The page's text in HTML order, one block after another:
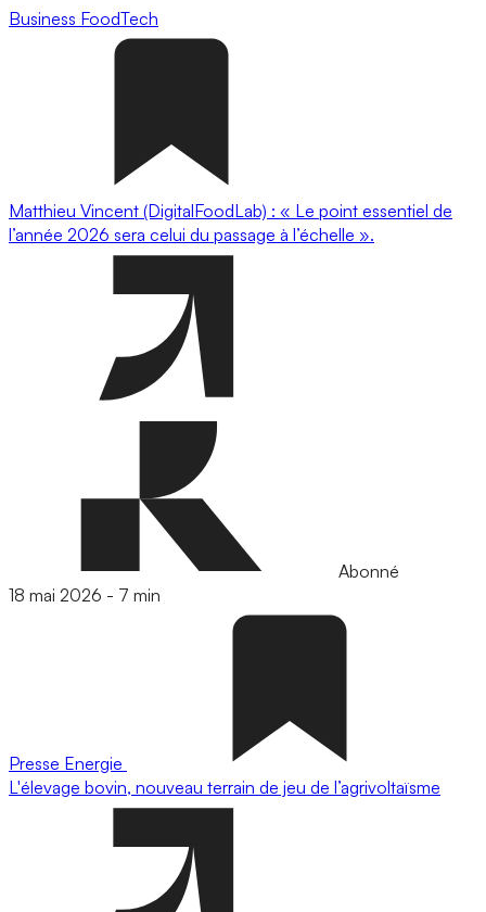
Business FoodTech
Matthieu Vincent (DigitalFoodLab) : « Le point essentiel de
l’année 2026 sera celui du passage à l’échelle ».
Abonné
18 mai 2026 - 7 min
Presse Energie
L'élevage bovin, nouveau terrain de jeu de l’agrivoltaïsme